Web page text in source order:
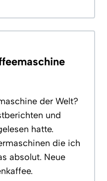
der Welt?
und
hatte.
die ich
absolut. Neue